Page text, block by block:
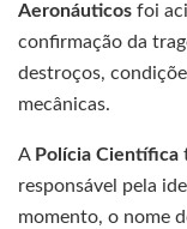
Aeronáuticos foi
confirmação da
destroços,
mecânicas.
A Polícia Científica
responsável pela
momento, o nome